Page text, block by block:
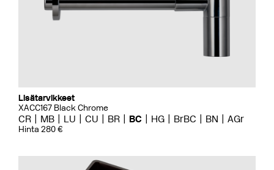
Lisätarvikkeet
XACC167 Black Chrome
CR MB LU CU BR BC HG BrBC BN AGr
Hinta 280 €